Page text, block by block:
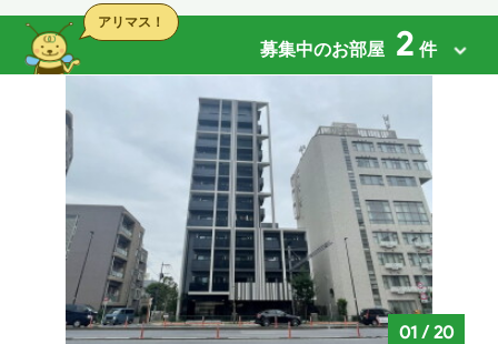
募集中のお部屋 2 件
アリマス！
01 /20